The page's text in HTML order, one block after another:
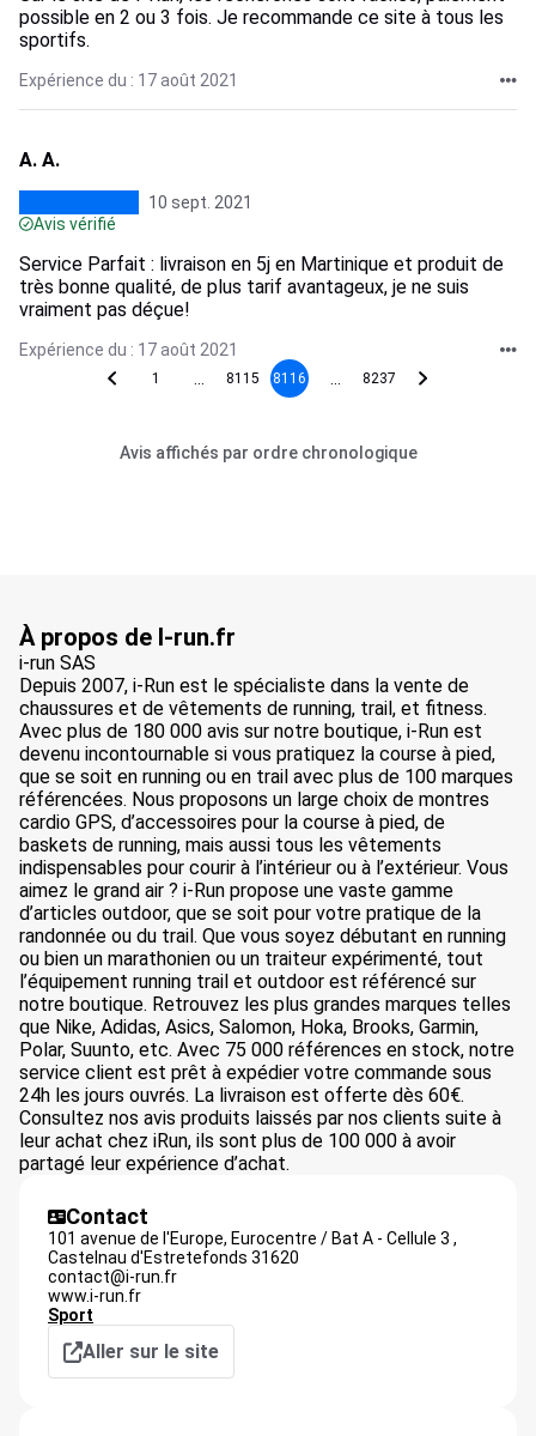
possible en 2 ou 3 fois. Je recommande ce site à tous les
sportifs.
Expérience du : 17 août 2021
A. A.
10 sept. 2021
Avis vérifié
Service Parfait : livraison en 5j en Martinique et produit de
très bonne qualité, de plus tarif avantageux, je ne suis
vraiment pas déçue!
Expérience du : 17 août 2021
1 8115 8116 8237
Avis affichés par ordre chronologique
À propos de I-run.fr
i-run SAS
Depuis 2007, i-Run est le spécialiste dans la vente de
chaussures et de vêtements de running, trail, et fitness.
Avec plus de 180 000 avis sur notre boutique, i-Run est
devenu incontournable si vous pratiquez la course à pied,
que se soit en running ou en trail avec plus de 100 marques
référencées. Nous proposons un large choix de montres
cardio GPS, d’accessoires pour la course à pied, de
baskets de running, mais aussi tous les vêtements
indispensables pour courir à l’intérieur ou à l’extérieur. Vous
aimez le grand air ? i-Run propose une vaste gamme
d’articles outdoor, que se soit pour votre pratique de la
randonnée ou du trail. Que vous soyez débutant en running
ou bien un marathonien ou un traiteur expérimenté, tout
l’équipement running trail et outdoor est référencé sur
notre boutique. Retrouvez les plus grandes marques telles
que Nike, Adidas, Asics, Salomon, Hoka, Brooks, Garmin,
Polar, Suunto, etc. Avec 75 000 références en stock, notre
service client est prêt à expédier votre commande sous
24h les jours ouvrés. La livraison est offerte dès 60€.
Consultez nos avis produits laissés par nos clients suite à
leur achat chez iRun, ils sont plus de 100 000 à avoir
partagé leur expérience d’achat.
Contact
101 avenue de l'Europe, Eurocentre / Bat A - Cellule 3 ,
Castelnau d'Estretefonds 31620
contact@i-run.fr
www.i-run.fr
Sport
Aller sur le site